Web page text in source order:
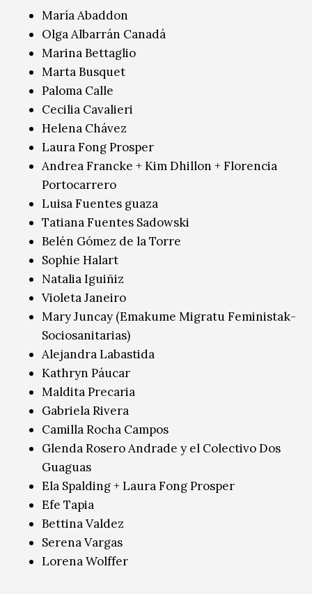
María Abaddon
Olga Albarrán Canadá
Marina Bettaglio
Marta Busquet
Paloma Calle
Cecilia Cavalieri
Helena Chávez
Laura Fong Prosper
Andrea Francke + Kim Dhillon + Florencia
Portocarrero
Luisa Fuentes guaza
Tatiana Fuentes Sadowski
Belén Gómez de la Torre
Sophie Halart
Natalia Iguiñiz
Violeta Janeiro
Mary Juncay (Emakume Migratu Feministak-
Sociosanitarias)
Alejandra Labastida
Kathryn Páucar
Maldita Precaria
Gabriela Rivera
Camilla Rocha Campos
Glenda Rosero Andrade y el Colectivo Dos
Guaguas
Ela Spalding + Laura Fong Prosper
Efe Tapia
Bettina Valdez
Serena Vargas
Lorena Wolffer